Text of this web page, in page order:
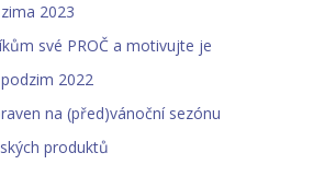
2023
své PROČ a motivujte je
2022
na (před)vánoční sezónu
produktů